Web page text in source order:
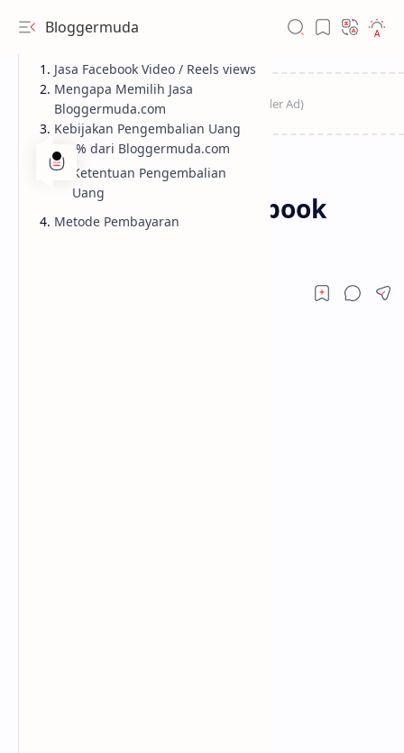
Bloggermuda
Produk
(Terjamin) Jasa facebook
video / reels views
Jasa Facebook Video / Reels views
Mengapa Memilih Jasa
Bloggermuda.com
Kebijakan Pengembalian Uang
100% dari Bloggermuda.com
Ketentuan Pengembalian
Uang
Metode Pembayaran